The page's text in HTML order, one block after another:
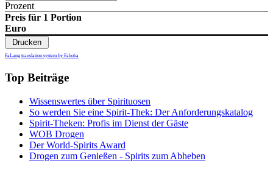
Prozent
Preis für 1 Portion
Euro
FaLang translation system by Faboba
Top Beiträge
Wissenswertes über Spirituosen
So werden Sie eine Spirit-Thek: Der Anforderungskatalog
Spirit-Theken: Profis im Dienst der Gäste
WOB Drogen
Der World-Spirits Award
Drogen zum Genießen - Spirits zum Abheben